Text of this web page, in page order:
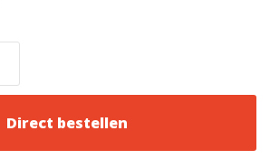
Direct bestellen